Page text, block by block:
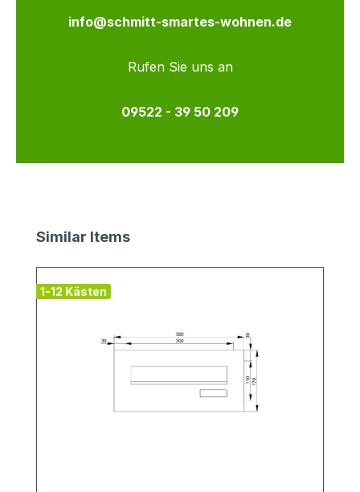
info@schmitt-smartes-wohnen.de
Rufen Sie uns an
09522 - 39 50 209
Produktgalerie überspringen
Similar Items
1-12 Kästen